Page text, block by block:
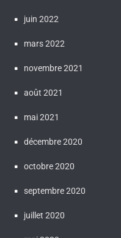
juin 2022
mars 2022
novembre 2021
août 2021
mai 2021
décembre 2020
octobre 2020
septembre 2020
juillet 2020